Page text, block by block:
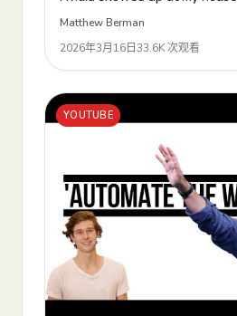
Matthew Berman
2026年3月16日33.6K 次观看
YOUTUBE